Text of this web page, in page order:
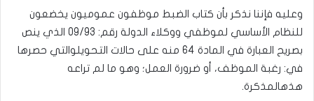
وعليه فإننا نذكر بأن كتاب الضبط موظفون عموميون يخضعون
للنظام الأساسي لموظفي ووكلاء الدولة رقم: 09/93 الذي ينص
بصريح العبارة في المادة 64 منه على حالات التحويلوالتي حصرها
في: رغبة الموظف، أو ضرورة العمل؛ وهو ما لم تراعه
هذهالمذكرة.